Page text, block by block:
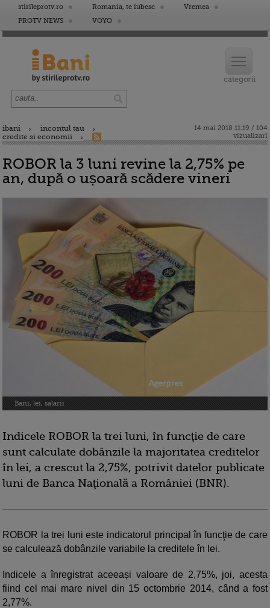
stirileprotv.ro Romania, te iubesc
Vremea
PROTV NEWS
VOYO
ibani
incontul tau
credite si economii
14 mai 2018 11:19 / 104
vizualizari
ROBOR la 3 luni revine la 2,75% pe
an, după o ușoară scădere vineri
Bani, lei, salarii
Indicele ROBOR la trei luni, în funcţie de care
sunt calculate dobânzile la majoritatea creditelor
în lei, a crescut la 2,75%, potrivit datelor publicate
luni de Banca Naţională a României (BNR).
ROBOR la trei luni este indicatorul principal în funcţie de care
se calculează dobânzile variabile la creditele în lei.
Indicele a înregistrat aceeași valoare de 2,75%, joi, acesta
fiind cel mai mare nivel din 15 octombrie 2014, când a fost
2,77%.